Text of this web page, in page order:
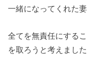
一緒になってくれた
全てを無責任にする
を取ろうと考えました